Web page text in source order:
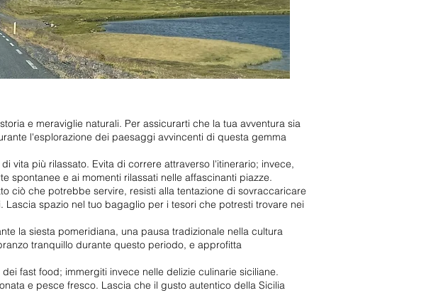
e meraviglie naturali. Per assicurarti che la tua avventura sia
l'esplorazione dei paesaggi avvincenti di questa gemma
vita più rilassato. Evita di correre attraverso l'itinerario; invece,
spontanee e ai momenti rilassati nelle affascinanti piazze.
ciò che potrebbe servire, resisti alla tentazione di sovraccaricare
spazio nel tuo bagaglio per i tesori che potresti trovare nei
la siesta pomeridiana, una pausa tradizionale nella cultura
tranquillo durante questo periodo, e approfitta
fast food; immergiti invece nelle delizie culinarie siciliane.
e pesce fresco. Lascia che il gusto autentico della Sicilia